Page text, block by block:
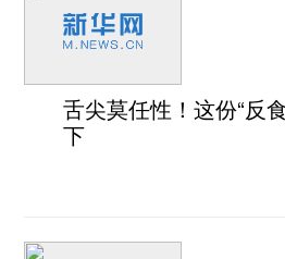
舌尖莫任性！这份“反
下